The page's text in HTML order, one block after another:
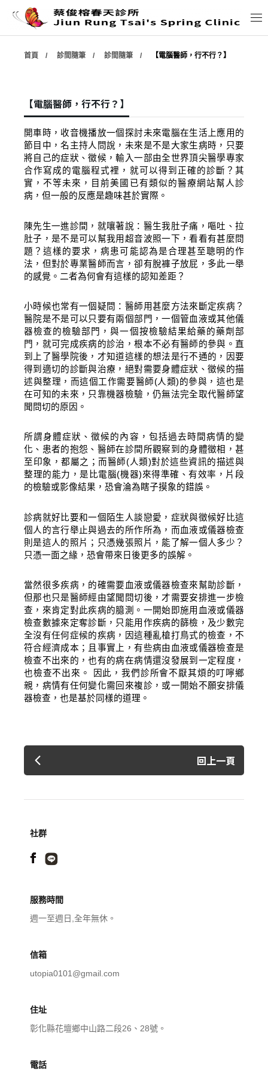
公布欄
夥伴介紹
服務內容
診間隨筆
健康知識
學術資料
會員登入
登 入
忘記密碼？
建立專屬帳號
只要再完成幾個步驟，即可完成帳號的註冊程序，
首頁 診間隨筆 診間隨筆 【電腦醫師，行不行？】
【電腦醫師，行不行？】
開車時，收音機播放一個探討未來電腦在生活上應用的
節目中，名主持人問說，未來是不是大家生病時，只要
將自己的症狀、徵候，輸入一部由全世界頂尖醫學專家
合作寫成的電腦程式裡，就可以得到正確的診斷？其
實，不等未來，目前美國已有類似的醫療網站幫人診
病，但一般的反應是趣味甚於實際。
陳先生一進診間，就嚷著說：醫生我肚子痛，嘔吐、拉
肚子，是不是可以幫我用超音波照一下，看看有甚麼問
題？這樣的要求，病患可能認為是合理甚至聰明的作
法，但對於專業醫師而言，卻有脫褲子放屁，多此一舉
的感覺。二者為何會有這樣的認知差距？
小時候也常有一個疑問：醫師用甚麼方法來斷定疾病？
醫院是不是可以只要有兩個部門，一個管血液或其他儀
器檢查的檢驗部門，與一個按檢驗結果給藥的藥劑部
門，就可完成疾病的診治，根本不必有醫師的參與。直
到上了醫學院後，才知道這樣的想法是行不通的，因要
得到適切的診斷與治療，絕對需要身體症狀、徵候的描
述與整理，而這個工作需要醫師(人類)的參與，這也是
在可知的未來，只靠機器檢驗，仍無法完全取代醫師望
聞問切的原因。
所謂身體症狀、徵候的內容，包括過去時間病情的變
化、患者的抱怨、醫師在診間所觀察到的身體徵相，甚
至印象，都屬之；而醫師(人類)對於這些資訊的描述與
整理的能力，是比電腦(機器)來得準確、有效率，片段
的檢驗或影像結果，恐會淪為瞎子摸象的錯誤。
診病就好比要和一個陌生人談戀愛，症狀與徵候好比這
個人的言行舉止與過去的所作所為，而血液或儀器檢查
則是這人的照片；只憑幾張照片，能了解一個人多少？
只憑一面之緣，恐會帶來日後更多的誤解。
當然很多疾病，的確需要血液或儀器檢查來幫助診斷，
但那也只是醫師經由望聞問切後，才需要安排進一步檢
查，來肯定對此疾病的臆測。一開始即施用血液或儀器
檢查數據來定奪診斷，只能用作疾病的篩檢，及少數完
全沒有任何症候的疾病，因這種亂槍打鳥式的檢查，不
符合經濟成本；且事實上，有些病由血液或儀器檢查是
檢查不出來的，也有的病在病情還沒發展到一定程度，
也檢查不出來。
因此，我們診所會不厭其煩的叮嚀鄉
親，病情有任何變化需回來複診，或一開始不願安排儀
器檢查，也是基於同樣的道理。
回上一頁
服務時間
週一至週日,全年無休。
信箱
utopia0101@gmail.com
住址
彰化縣花壇鄉中山路二段26、28號。
電話
社群